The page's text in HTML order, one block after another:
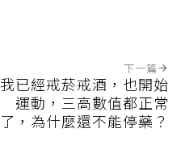
下一篇
我已經戒菸戒酒，也開始
運動，三高數值都正常
了，為什麼還不能停藥？